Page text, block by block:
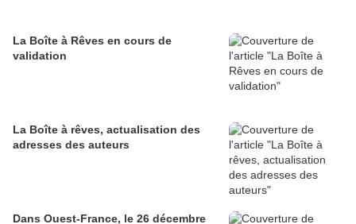
La Boîte à Rêves en cours de
validation
La Boîte à rêves, actualisation des
adresses des auteurs
Dans Ouest-France, le 26 décembre